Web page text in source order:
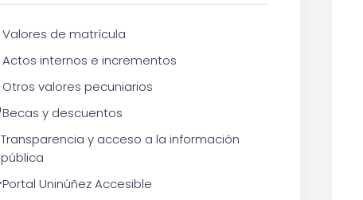
Valores de matrícula
Actos internos e incrementos
Otros valores pecuniarios
Becas y descuentos
Transparencia y acceso a la información
pública
Portal Uninúñez Accesible